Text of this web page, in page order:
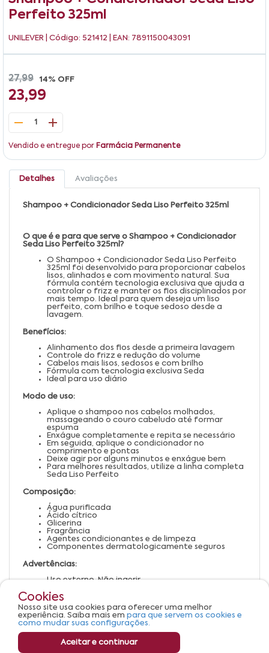
Perfeito 325ml
UNILEVER | Código: 521412 | EAN: 7891150043091
27,99 14% OFF
23,99
1
Vendido e entregue por Farmácia Permanente
Detalhes Avaliações
Shampoo + Condicionador Seda Liso Perfeito 325ml
O que é e para que serve o Shampoo + Condicionador
Seda Liso Perfeito 325ml?
O Shampoo + Condicionador Seda Liso Perfeito
325ml foi desenvolvido para proporcionar cabelos
lisos, alinhados e com movimento natural. Sua
fórmula contém tecnologia exclusiva que ajuda a
controlar o frizz e manter os fios disciplinados por
mais tempo. Ideal para quem deseja um liso
perfeito, com brilho e toque sedoso desde a
lavagem.
Benefícios:
Alinhamento dos fios desde a primeira lavagem
Controle do frizz e redução do volume
Cabelos mais lisos, sedosos e com brilho
Fórmula com tecnologia exclusiva Seda
Ideal para uso diário
Modo de uso:
Aplique o shampoo nos cabelos molhados,
massageando o couro cabeludo até formar
espuma
Enxágue completamente e repita se necessário
Em seguida, aplique o condicionador no
comprimento e pontas
Deixe agir por alguns minutos e enxágue bem
Para melhores resultados, utilize a linha completa
Seda Liso Perfeito
Composição:
Água purificada
Ácido cítrico
Glicerina
Fragrância
Agentes condicionantes e de limpeza
Componentes dermatologicamente seguros
Advertências:
Uso externo. Não ingerir
enxágue com água abundante
Suspenda o uso em caso de irritação ou alergia
Mantenha fora do alcance de crianças
Armazene em local fresco, seco e ao abrigo da luz
Cookies
Nosso site usa cookies para oferecer uma melhor
experiência. Saiba mais em para que servem os cookies e
como mudar suas configurações.
Aceitar e continuar